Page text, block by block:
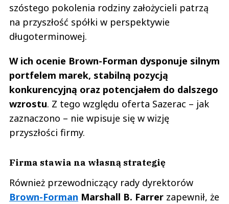
szóstego pokolenia rodziny założycieli patrzą
na przyszłość spółki w perspektywie
długoterminowej.
W ich ocenie Brown-Forman dysponuje silnym
portfelem marek, stabilną pozycją
konkurencyjną oraz potencjałem do dalszego
wzrostu. Z tego względu oferta Sazerac – jak
zaznaczono – nie wpisuje się w wizję
przyszłości firmy.
Firma stawia na własną strategię
Również przewodniczący rady dyrektorów
Brown-Forman Marshall B. Farrer zapewnił, że